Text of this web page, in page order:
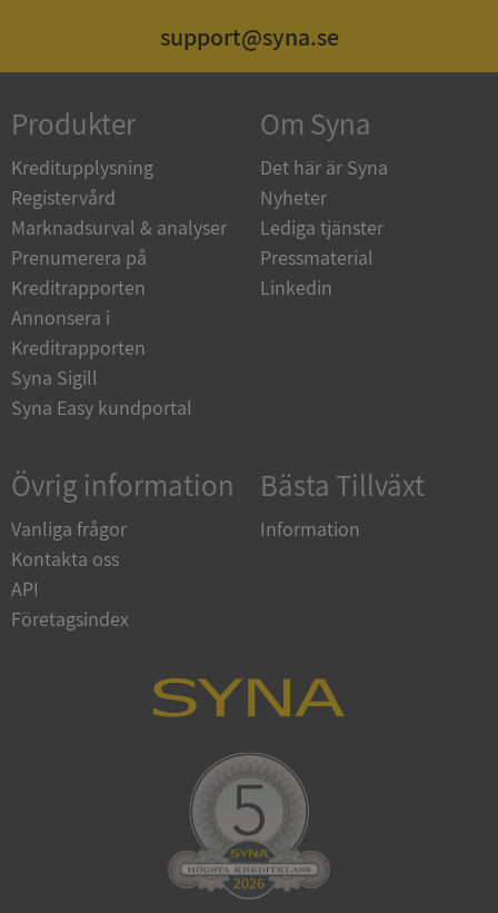
support@syna.se
Produkter
Kreditupplysning
Registervård
Marknadsurval & analyser
Prenumerera på
Kreditrapporten
Annonsera i
Kreditrapporten
Syna Sigill
Syna Easy kundportal
Om Syna
Det här är Syna
Nyheter
Lediga tjänster
Pressmaterial
Linkedin
Övrig information
Vanliga frågor
Kontakta oss
API
Företagsindex
Bästa Tillväxt
Information
de.syna.se
ARRAffinity
Microsoft
Corporation
.syna.se
www.google.com